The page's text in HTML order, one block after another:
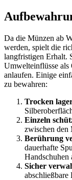
Da die Münzen ab
werden, spielt die
langfristigen Erhalt.
Umwelteinflüsse
anlaufen. Einige
zu bewahren:
Trocken
Einzeln
zwischen den
Berührung
dauerhafte
Handschuhen
Sicher
abschließbare